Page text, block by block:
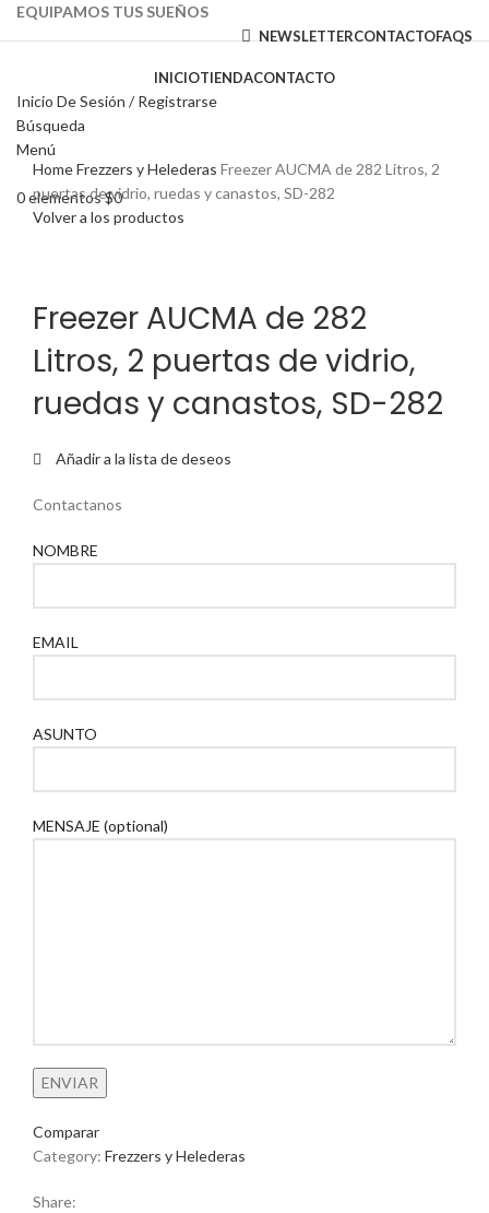
EQUIPAMOS TUS SUEÑOS
NEWSLETTERCONTACTOFAQS
INICIOTIENDACONTACTO
Inicio De Sesión / Registrarse
Búsqueda
Menú
0elementos$0
Haga Click para agrandar
HomeFrezzers y Helederas Freezer AUCMA de 282 Litros, 2
puertas de vidrio, ruedas y canastos, SD-282
Volver a los productos
Freezer AUCMA de 282
Litros, 2 puertas de vidrio,
ruedas y canastos, SD-282
Añadir a la lista de deseos
Contactanos
NOMBRE
EMAIL
ASUNTO
MENSAJE (optional)
Comparar
Category: Frezzers y Helederas
Share: